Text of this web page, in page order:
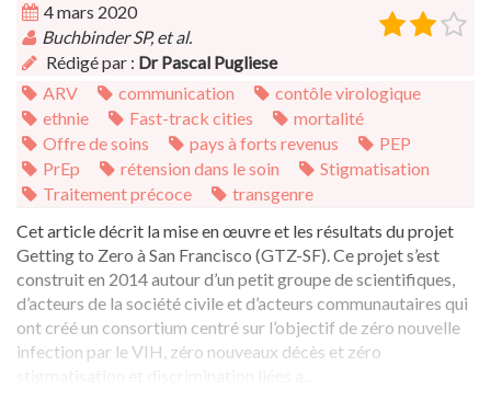
4 mars 2020
Buchbinder SP, et al.
Rédigé par : Dr Pascal Pugliese
ARV
communication
contôle virologique
ethnie
Fast-track cities
mortalité
Offre de soins
pays à forts revenus
PEP
PrEp
rétension dans le soin
Stigmatisation
Traitement précoce
transgenre
Cet article décrit la mise en œuvre et les résultats du projet
Getting to Zero à San Francisco (GTZ-SF). Ce projet s’est
construit en 2014 autour d’un petit groupe de scientifiques,
d’acteurs de la société civile et d’acteurs communautaires qui
ont créé un consortium centré sur l’objectif de zéro nouvelle
infection par le VIH, zéro nouveaux décès et zéro